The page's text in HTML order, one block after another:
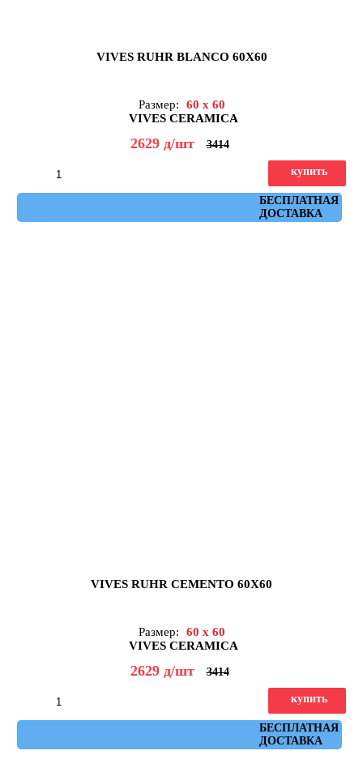
VIVES RUHR BLANCO 60X60
Размер:
60 x 60
VIVES CERAMICA
2629 д/шт 3414
БЕСПЛАТНАЯ
ДОСТАВКА
купить
VIVES RUHR CEMENTO 60X60
Размер:
60 x 60
VIVES CERAMICA
2629 д/шт 3414
БЕСПЛАТНАЯ
ДОСТАВКА
купить